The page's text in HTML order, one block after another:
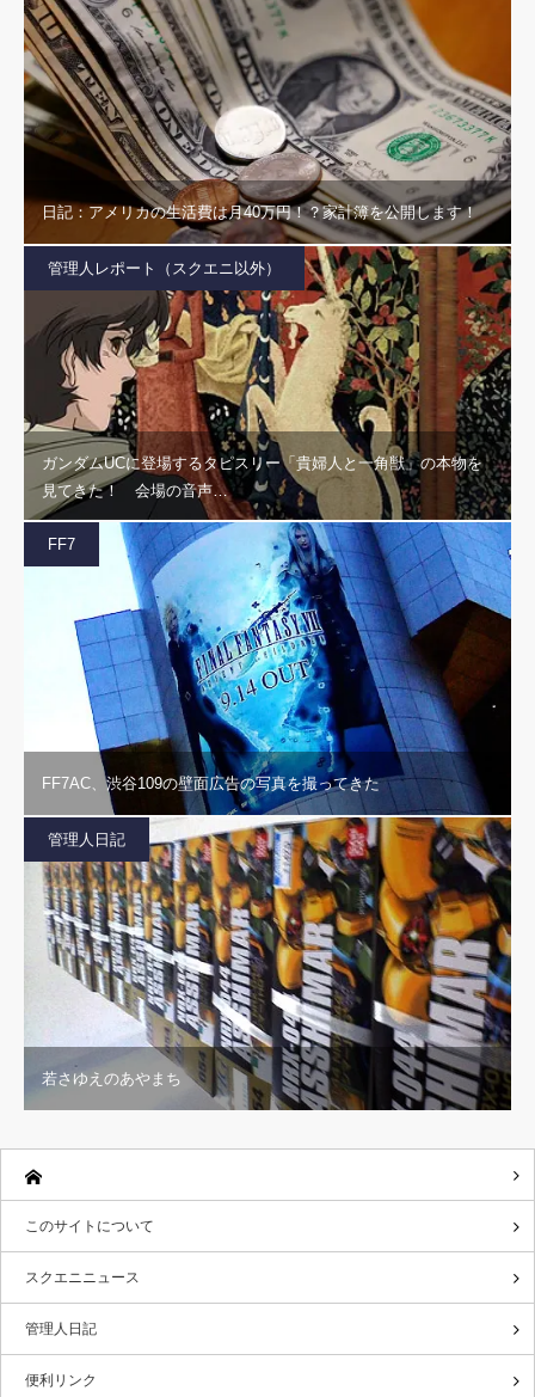
日記：アメリカの生活費は月40万円！？家計簿を公開します！
管理人レポート（スクエニ以外）
ガンダムUCに登場するタピスリー「貴婦人と一角獣」の本物を
見てきた！ 会場の音声…
FF7
FF7AC、渋谷109の壁面広告の写真を撮ってきた
管理人日記
若さゆえのあやまち
このサイトについて
スクエニニュース
管理人日記
便利リンク